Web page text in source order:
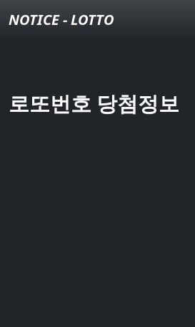
NOTICE - LOTTO
로또번호 당첨정보